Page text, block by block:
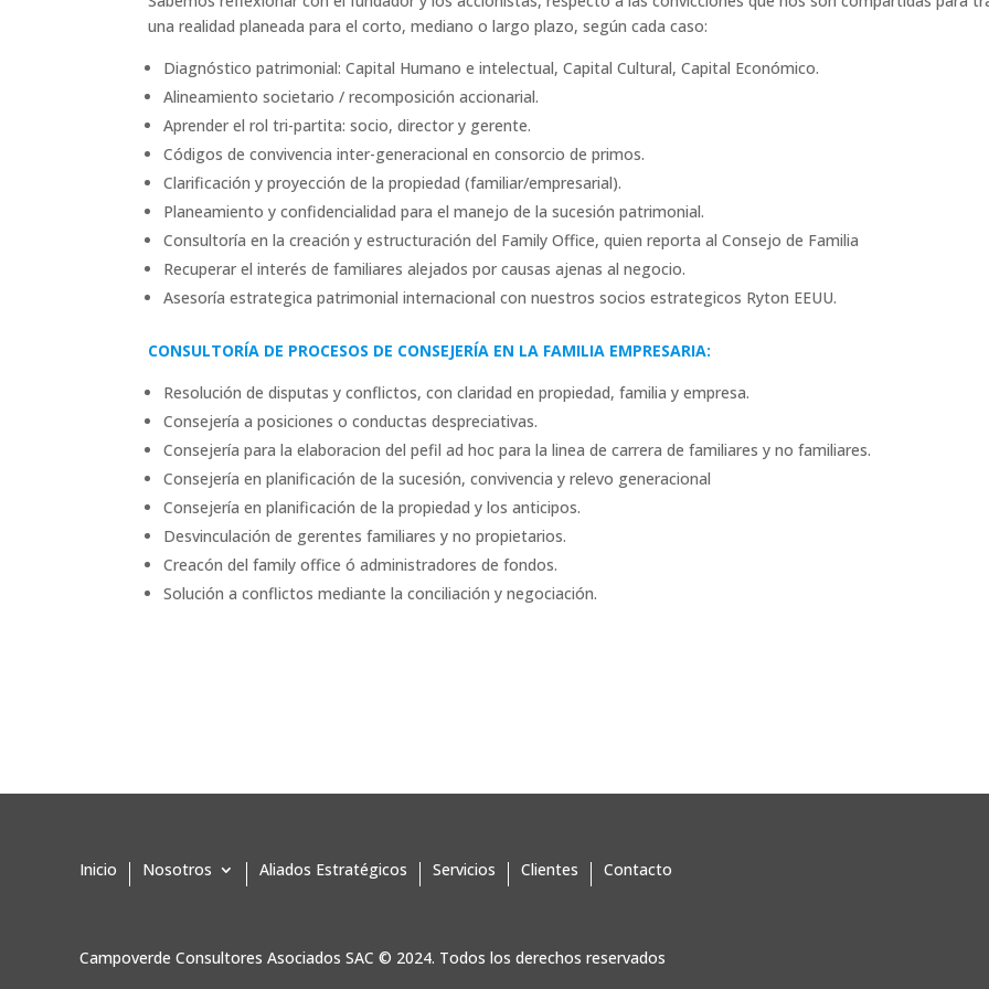
una realidad planeada para el corto, mediano o largo plazo, según cada caso:
Diagnóstico patrimonial: Capital Humano e intelectual, Capital Cultural, Capital Económico.
Alineamiento societario / recomposición accionarial.
Aprender el rol tri-partita: socio, director y gerente.
Códigos de convivencia inter-generacional en consorcio de primos.
Clarificación y proyección de la propiedad (familiar/empresarial).
Planeamiento y confidencialidad para el manejo de la sucesión patrimonial.
Consultoría en la creación y estructuración del Family Office, quien reporta al Consejo de Familia
Recuperar el interés de familiares alejados por causas ajenas al negocio.
Asesoría estrategica patrimonial internacional con nuestros socios estrategicos Ryton EEUU.
CONSULTORÍA DE PROCESOS DE CONSEJERÍA EN LA FAMILIA EMPRESARIA:
Resolución de disputas y conflictos, con claridad en propiedad, familia y empresa.
Consejería a posiciones o conductas despreciativas.
Consejería para la elaboracion del pefil ad hoc para la linea de carrera de familiares y no familiares.
Consejería en planificación de la sucesión, convivencia y relevo generacional
Consejería en planificación de la propiedad y los anticipos.
Desvinculación de gerentes familiares y no propietarios.
Creacón del family office ó administradores de fondos.
Solución a conflictos mediante la conciliación y negociación.
Inicio Nosotros Aliados Estratégicos Servicios Clientes Contacto
Campoverde Consultores Asociados SAC © 2024. Todos los derechos reservados